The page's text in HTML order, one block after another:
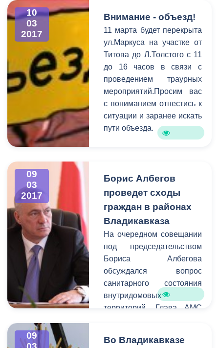
Для более детального
выяснения проблем, с
которыми пришли
горожане, к разговору
были приглашены
руководители структурных
подразделений АМС.
Самыми актуальными в
ходе приема стали
коммунальные и
жилищные проблемы,
начинающих
предпринимателей, а
также благоустройство
10
03
2017
Внимание - объезд!
11 марта будет перекрыта
ул.Маркуса на участке от
Титова до Л.Толстого с 11
до 16 часов в связи с
проведением траурных
мероприятий.Просим вас
с пониманием отнестись к
ситуации и заранее искать
пути объезда.
09
03
2017
Борис Албегов
проведет сходы
граждан в районах
Владикавказа
На очередном совещании
под председательством
Бориса Албегова
обсуждался вопрос
санитарного состояния
внутридомовых
территорий. Глава АМС
жителями
09
Во Владикавказе